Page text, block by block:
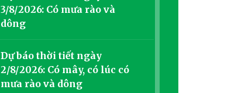
3/8/2026: Có mưa rào và
dông
Dự báo thời tiết ngày
2/8/2026: Có mây, có lúc có
mưa rào và dông